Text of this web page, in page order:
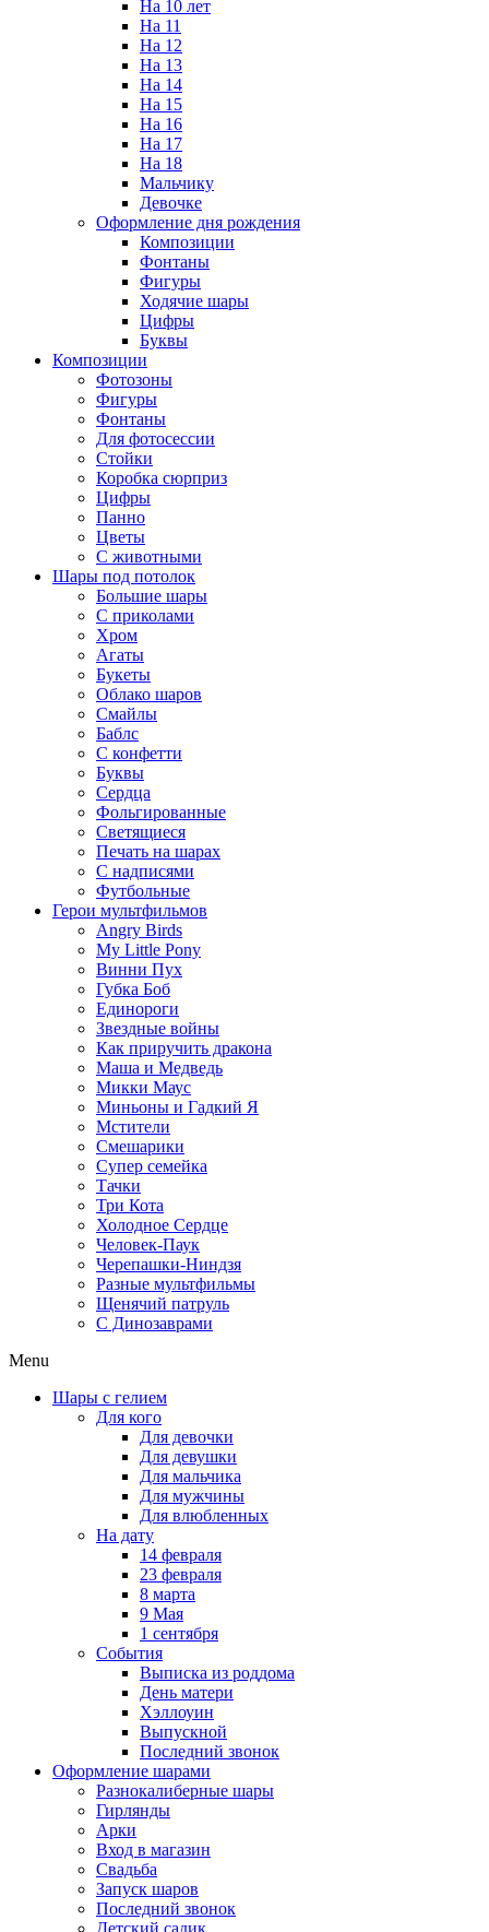
На 10 лет
На 11
На 12
На 13
На 14
На 15
На 16
На 17
На 18
Мальчику
Девочке
Оформление дня рождения
Композиции
Фонтаны
Фигуры
Ходячие шары
Цифры
Буквы
Композиции
Фотозоны
Фигуры
Фонтаны
Для фотосессии
Стойки
Коробка сюрприз
Цифры
Панно
Цветы
С животными
Шары под потолок
Большие шары
С приколами
Хром
Агаты
Букеты
Облако шаров
Смайлы
Баблс
С конфетти
Буквы
Сердца
Фольгированные
Светящиеся
Печать на шарах
С надписями
Футбольные
Герои мультфильмов
Angry Birds
My Little Pony
Винни Пух
Губка Боб
Единороги
Звездные войны
Как приручить дракона
Маша и Медведь
Микки Маус
Миньоны и Гадкий Я
Мстители
Смешарики
Супер семейка
Тачки
Три Кота
Холодное Сердце
Человек-Паук
Черепашки-Ниндзя
Разные мультфильмы
Щенячий патруль
C Динозаврами
Menu
Шары с гелием
Для кого
Для девочки
Для девушки
Для мальчика
Для мужчины
Для влюбленных
На дату
14 февраля
23 февраля
8 марта
9 Мая
1 сентября
События
Выписка из роддома
День матери
Хэллоуин
Выпускной
Последний звонок
Оформление шарами
Разнокалиберные шары
Гирлянды
Арки
Вход в магазин
Свадьба
Запуск шаров
Последний звонок
Детский садик